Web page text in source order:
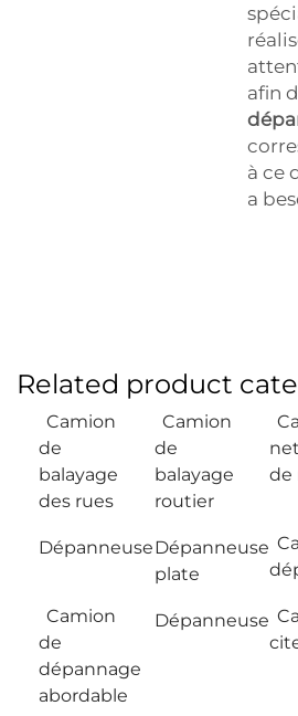
afin
à ce
a
Related product
Camion
de
balayage
des rues
Camion
de
balayage
routier
de
DépanneuseDépanneuse
plate
Camion
de
dépannage
abordable
Dépanneuse